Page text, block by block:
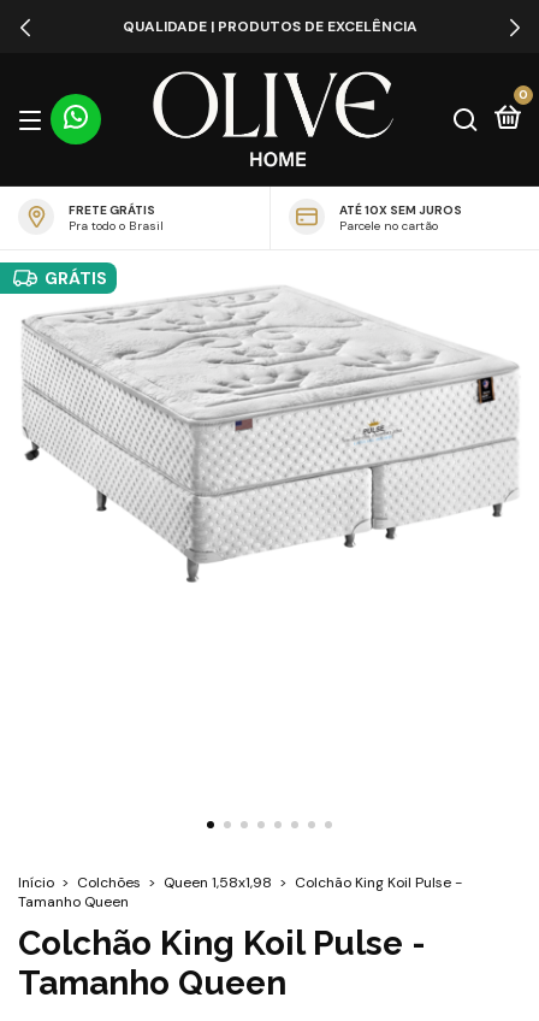
QUALIDADE | PRODUTOS DE EXCELÊNCIA
0
FRETE GRÁTIS
Pra todo o Brasil
ATÉ 10X SEM JUROS
Parcele no cartão
GRÁTIS
Início > Colchões > Queen 1,58x1,98 > Colchão King Koil Pulse -
Tamanho Queen
Colchão King Koil Pulse -
Tamanho Queen